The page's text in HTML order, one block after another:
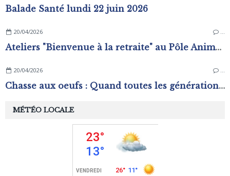
Balade Santé lundi 22 juin 2026
20/04/2026 …
Ateliers "Bienvenue à la retraite" au Pôle Animation Pierre Sévin
20/04/2026 …
Chasse aux oeufs : Quand toutes les générations s'amusent !
MÉTÉO LOCALE